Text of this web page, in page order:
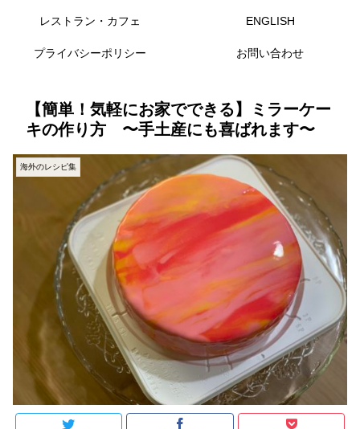
レストラン・カフェ ENGLISH
プライバシーポリシー お問い合わせ
【簡単！気軽にお家でできる】ミラーケー
キの作り方 〜手土産にも喜ばれます〜
海外のレシピ集